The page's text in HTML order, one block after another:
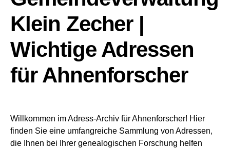
Klein Zecher |
Wichtige Adressen
für Ahnenforscher
Willkommen im Adress-Archiv für Ahnenforscher! Hier
finden Sie eine umfangreiche Sammlung von Adressen,
die Ihnen bei Ihrer genealogischen Forschung helfen